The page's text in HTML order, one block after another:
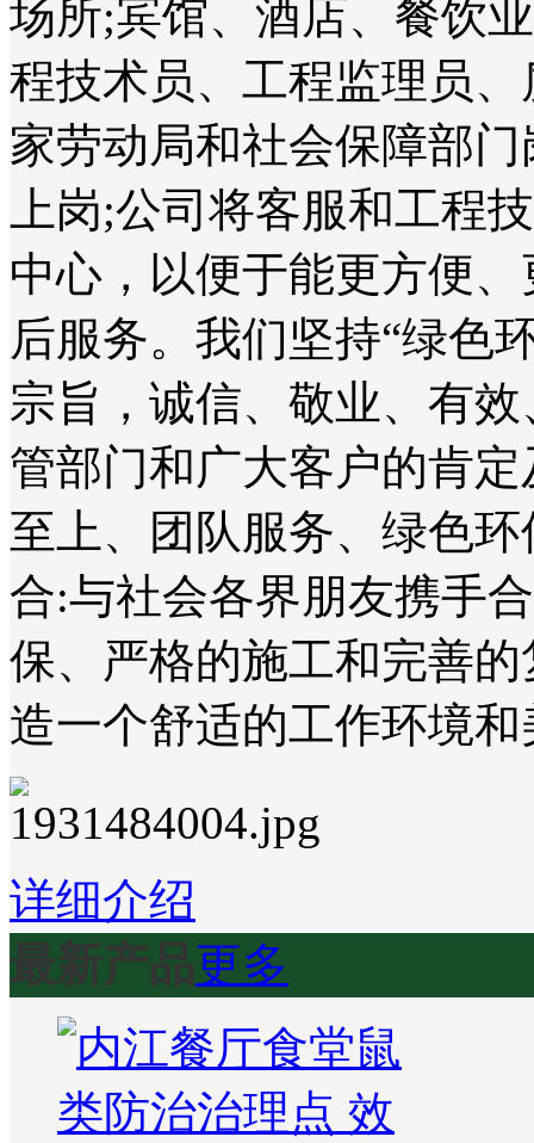
场所;宾馆、酒店、餐饮
程技术员、工程监理员
家劳动局和社会保障部
上岗;公司将客服和工程
中心，以便于能更方便
后服务。我们坚持“绿色
宗旨，诚信、敬业、有
管部门和广大客户的肯
至上、团队服务、绿色
合:与社会各界朋友携手
保、严格的施工和完善
造一个舒适的工作环境
详细介绍
最新产品更多